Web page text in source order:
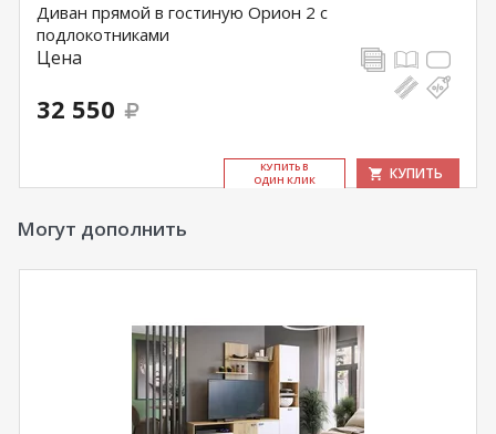
Диван прямой в гостиную Орион 2 с
подлокотниками
Цена
32 550
КУ­ПИТЬ В
ОДИН КЛИК
КУПИТЬ
Могут дополнить